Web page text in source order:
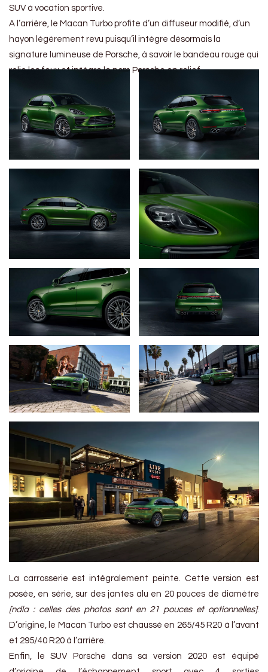
SUV à vocation sportive.
A l’arrière, le Macan Turbo profite d’un diffuseur modifié, d’un
hayon légèrement revu puisqu’il intègre désormais la
signature lumineuse de Porsche, à savoir le bandeau rouge qui
relie les feux et intègre le nom Porsche en relief.
La carrosserie est intégralement peinte. Cette version est
posée, en série, sur des jantes alu en 20 pouces de diamètre
[ndla : celles des photos sont en 21 pouces et optionnelles].
D’origine, le Macan Turbo est chaussé en 265/45 R20 à l’avant
et 295/40 R20 à l’arrière.
Enfin, le SUV Porsche dans sa version 2020 est équipé